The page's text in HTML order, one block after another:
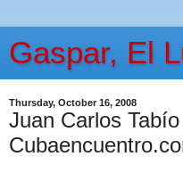
Gaspar, El
Thursday, October 16, 2008
Juan Carlos